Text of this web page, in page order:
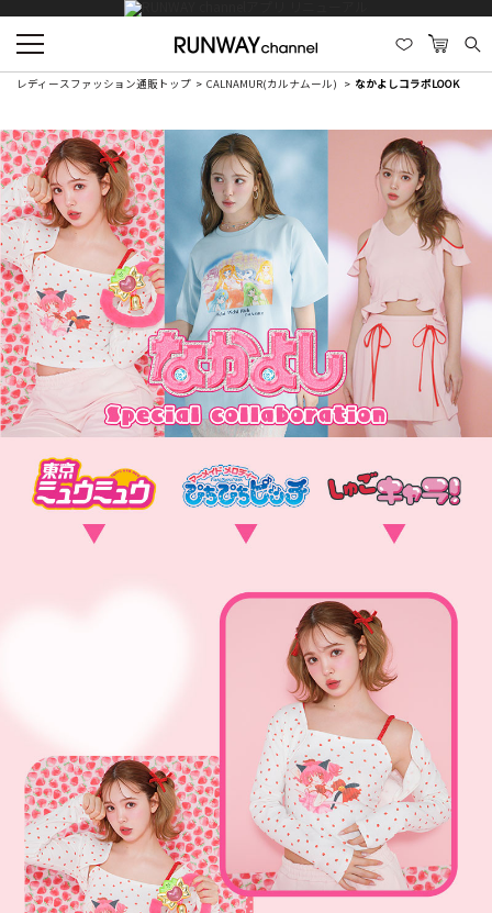
レディースファッション通販トップ CALNAMUR(カルナムール) なかよしコラボLOOK